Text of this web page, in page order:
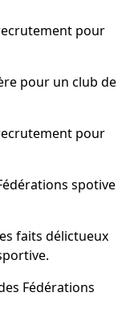
pour
pour un club de
pour
spotive
faits délictueux
Fédérations